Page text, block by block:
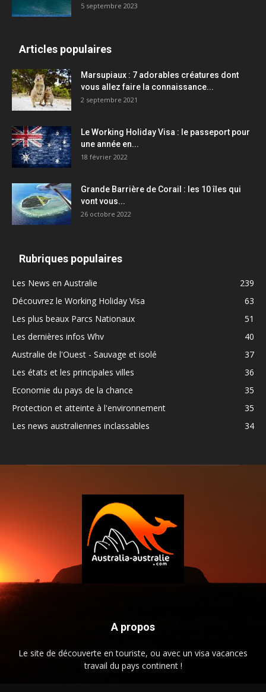
5 septembre 2023
Articles populaires
Marsupiaux : 7 adorables créatures dont
vous allez faire la connaissance...
2 septembre 2021
Le Working Holiday Visa : le passeport pour
une année en...
18 février 2022
Grande Barrière de Corail : les 10 îles qui
vont vous...
26 octobre 2022
Rubriques populaires
Les News en Australie
239
Découvrez le Working Holiday Visa
63
Les plus beaux Parcs Nationaux
51
Les dernières infos Whv
40
Australie de l'Ouest - Sauvage et isolé
37
Les états et les principales villes
36
Economie du pays de la chance
35
Protection et atteinte à l'environnement
35
Les news australiennes inclassables
34
A propos
Le site de découverte en touriste, ou avec un visa vacances
travail du pays continent !